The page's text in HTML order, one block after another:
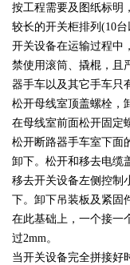
按工程需要及图纸标明
较长的开关柜排列(10
开关设备在运输过程中
禁使用滚筒、撬棍，且
器手车以及其它手车只
松开母线室顶盖螺栓，
在母线室前面松开固定
松开断路器手车室下面
卸下。松开和移去电缆
移去开关设备左侧控制
下。卸下吊装板及紧固
在此基础上，一个接一
过2mm。
当开关设备完全拼接好